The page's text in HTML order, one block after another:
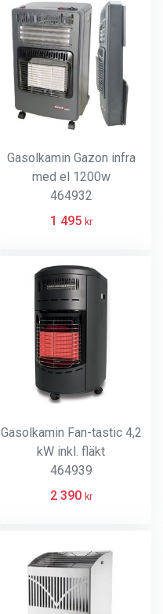
Gasolkamin Gazon infra
med el 1200w
464932
1 495 kr
Gasolkamin Fan-tastic 4,2
kW inkl. fläkt
464939
2 390 kr